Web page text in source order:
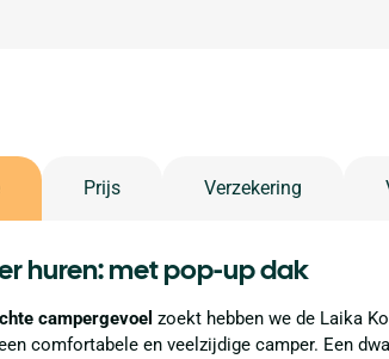
Prijs Verzekering
huren: met pop-up dak
campergevoel zoekt hebben we de Laika
comfortabele en veelzijdige camper. Een